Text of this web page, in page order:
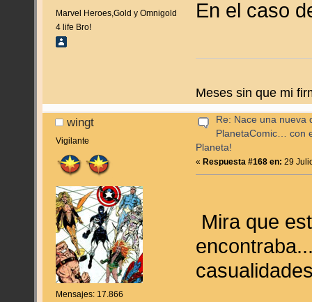
Marvel Heroes,Gold y Omnigold
4 life Bro!
En el caso
Meses sin que mi
wingt
Vigilante
Mensajes: 17.866
Re: Nace una nueva
PlanetaComic… con
Planeta!
«Respuesta #168 en: 29
Mira que